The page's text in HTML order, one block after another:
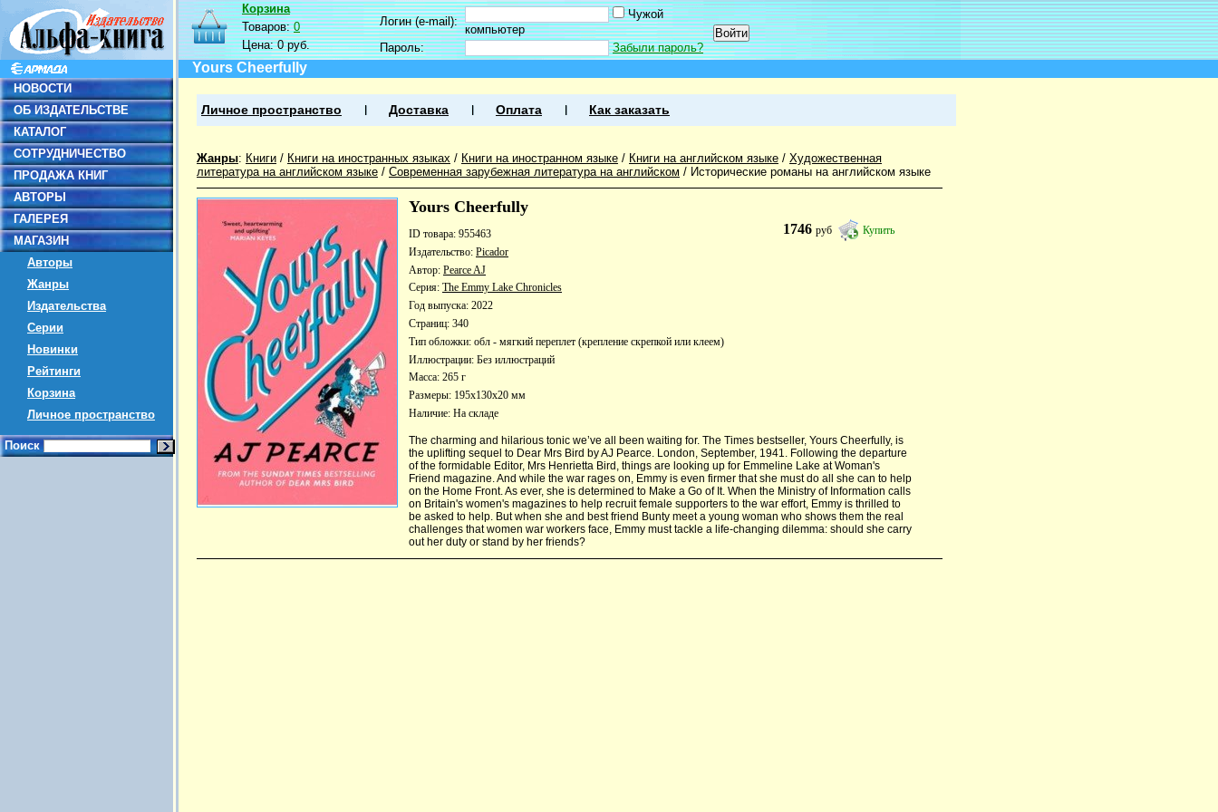
НОВОСТИ
ОБ ИЗДАТЕЛЬСТВЕ
КАТАЛОГ
СОТРУДНИЧЕСТВО
ПРОДАЖА КНИГ
АВТОРЫ
ГАЛЕРЕЯ
МАГАЗИН
Авторы
Жанры
Издательства
Серии
Новинки
Рейтинги
Корзина
Личное пространство
Поиск
Корзина
Товаров:0
Цена:0 руб.
Логин (e-mail):
Чужой
компьютер
Пароль:
Забыли пароль?
Yours Cheerfully
Личное пространство Доставка Оплата Как заказать
Жанры: Книги / Книги на иностранных языках / Книги на иностранном языке / Книги на английском языке / Художественная
литература на английском языке / Современная зарубежная литература на английском / Исторические романы на английском языке
Yours Cheerfully
1746руб Купить
ID товара: 955463
Издательство: Picador
Автор: Pearce AJ
Серия: The Emmy Lake Chronicles
Год выпуска: 2022
Страниц: 340
Тип обложки: обл - мягкий переплет (крепление скрепкой или клеем)
Иллюстрации: Без иллюстраций
Масса: 265 г
Размеры: 195x130x20 мм
Наличие: На складе
The charming and hilarious tonic we’ve all been waiting for. The Times bestseller, Yours Cheerfully, is
the uplifting sequel to Dear Mrs Bird by AJ Pearce. London, September, 1941. Following the departure
of the formidable Editor, Mrs Henrietta Bird, things are looking up for Emmeline Lake at Woman's
Friend magazine. And while the war rages on, Emmy is even firmer that she must do all she can to help
on the Home Front. As ever, she is determined to Make a Go of It. When the Ministry of Information calls
on Britain's women's magazines to help recruit female supporters to the war effort, Emmy is thrilled to
be asked to help. But when she and best friend Bunty meet a young woman who shows them the real
challenges that women war workers face, Emmy must tackle a life-changing dilemma: should she carry
out her duty or stand by her friends?